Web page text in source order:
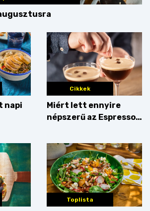
napi
Cikkek
Miért lett ennyire
népszerű az Espresso
érdemes enni mellé?
Toplista